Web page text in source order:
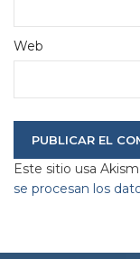
Web
Este sitio usa
se procesan los